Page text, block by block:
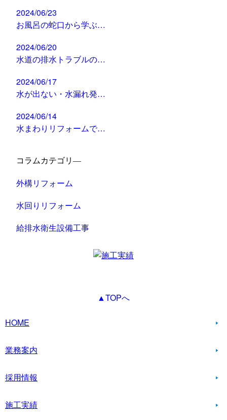
2024/06/23
お風呂の蛇口から学ぶ…
2024/06/20
水道の排水トラブルの…
2024/06/17
水が出ない・水漏れ発…
2024/06/14
水まわりリフォームで…
コラムカテゴリ―
外構リフォーム
水回りリフォーム
給排水衛生設備工事
▲TOPへ
HOME
業務案内
採用情報
施工実績